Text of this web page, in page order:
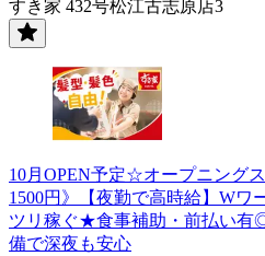
すき家 432号松江古志原店3
10月OPEN予定☆オープニング
1500円》【夜勤で高時給】Wワ
ツリ稼ぐ★食事補助・前払い有
備で深夜も安心